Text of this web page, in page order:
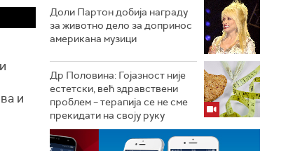
и
Доли Партон добија награду
за животно дело за допринос
американа музици
Др Половина: Гојазност није
естетски, већ здравствени
проблем – терапија се не сме
прекидати на своју руку